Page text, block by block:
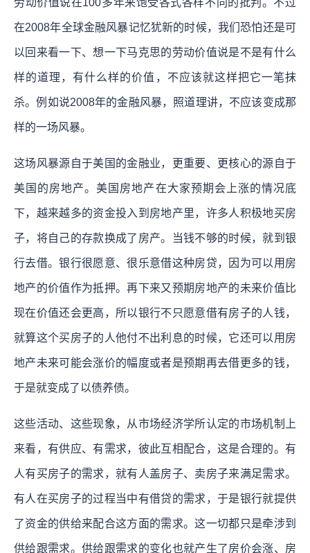
在2008年全球金融风暴记忆犹新的时候，我们恐怕还是可
以回来看一下、想一下马克思的劳动价值说是不是有什么
样的道理，有什么样的价值，不应该就这样把它一笔抹
杀。例如说2008年的金融风暴，照道理讲，不应该变成那
样的一场风暴。
这场风暴源自于美国的金融业，更重要、更核心的源自于
美国的房地产。美国房地产在大家预期会上涨的情况底
下，越来越多的资金投入到房地产里，许多人积极地买房
子，将自己的存款换成了房产。当钱不够的时候，就到银
行去借。银行很愿意、很乐意借这种房贷，因为可以用房
地产的价值作为抵押。再下来又预期房地产的未来价值比
现在价值还会更高，所以银行不只愿意借有房子的人钱，
就算这个买房子的人他付不出利息的时候，它还可以用房
地产未来可能会涨价的幅度或者是预期再去借更多的钱，
于是就变成了以债养债。
这些活动、这些现象，从市场经济学所认定的市场机制上
来看，有供应、有需求，彼此互相配合，这是合理的。有
人有买房子的需求，就有人盖房子、卖房子来满足需求。
有人在买房子的过程当中有借贷的需求，于是银行就提供
了资金的供给来配合这方面的需求。这一切都只是牵涉到
供给跟需求。供给跟需求的变化也就产生了房价会涨、房